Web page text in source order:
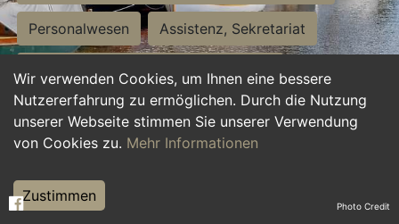
Wir verwenden Cookies, um Ihnen eine bessere
Nutzererfahrung zu ermöglichen. Durch die Nutzung
unserer Webseite stimmen Sie unserer Verwendung
von Cookies zu. Mehr Informationen
Zustimmen
Personalwesen Assistenz, Sekretariat
Hilfskräfte, Aushilfs- und Nebenjobs
Einkauf, Logistik, Materialwirtschaft
Weiterbildung, Studium, duale Ausbildung
Tourismus
Photo Credit